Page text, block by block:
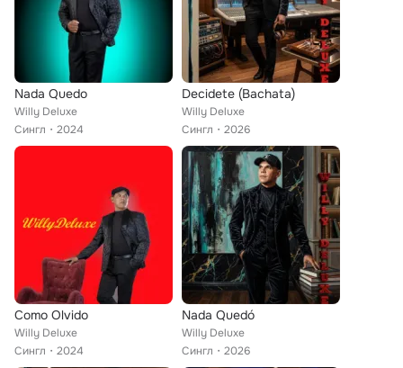
Nada Quedo
Willy Deluxe
Сингл
2024
Decidete (Bachata)
Willy Deluxe
Сингл
2026
Como Olvido
Willy Deluxe
Сингл
2024
Nada Quedó
Willy Deluxe
Сингл
2026